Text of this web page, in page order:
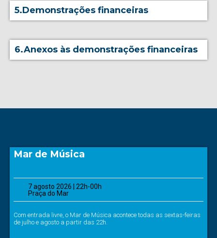
5.Demonstrações financeiras
6.Anexos às demonstrações financeiras
Mar de Música
7 agosto 2026 | 22h-00h
Praça do Mar
Com entrada livre, o Mar de Música acontece todas as sextas-feiras
de julho e agosto a partir das 22h.